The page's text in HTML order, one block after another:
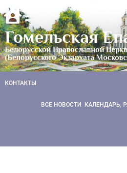
Гомельская
Белорусской Православной
(Белорусского Экзархата
КОНТАКТЫ
ВСЕ НОВОСТИ КАЛЕНДАРЬ,